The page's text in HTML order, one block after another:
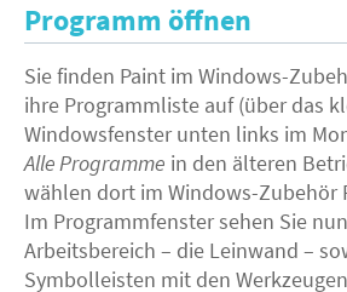
Programm öffnen
Sie finden Paint im Windows-
ihre Programmliste auf (über das
Windowsfenster unten links im
Alle Programme in den älteren
wählen dort im Windows-Zubehör
Im Programmfenster sehen Sie
Arbeitsbereich – die Leinwand –
Symbolleisten mit den